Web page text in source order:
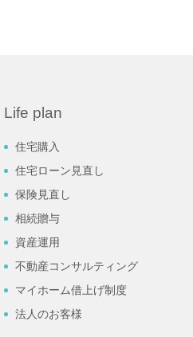
Life plan
住宅購入
住宅ローン見直し
保険見直し
相続贈与
資産運用
不動産コンサルティング
マイホーム借上げ制度
法人のお客様